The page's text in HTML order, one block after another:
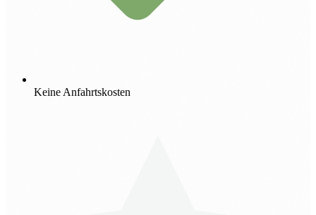
Keine Anfahrtskosten